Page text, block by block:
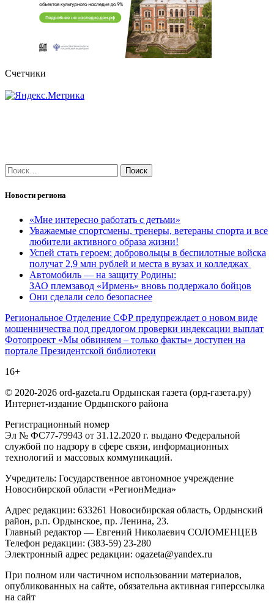
Счетчики
Найти:
Новости региона
«Мне интересно работать с детьми»
Уважаемые спортсмены, тренеры, ветераны спорта и все
любители активного образа жизни!
Успей стать героем: добровольцы в беспилотные войска
получат 2,9 млн рублей и места в вузах и колледжах
Автомобиль — на защиту Родины:
ЗАО племзавод «Ирмень» вновь поддержало бойцов
Они сделали село безопаснее
Навигация
по
записям
Региональное Отделение СФР предупреждает о новом виде
мошенничества под предлогом проверки индексации выплат
Фотопроект «Мы обвиняем – только факты» доступен на
портале Президентской библиотеки
16+
© 2020-2026 ord-gazeta.ru Ордынская газета (орд-газета.ру)
Интернет-издание Ордынского района
Регистрационный номер
Эл № ФС77-79943 от 31.12.2020 г. выдано Федеральной
службой по надзору в сфере связи, информационных
технологий и массовых коммуникаций.
Учредитель: Государственное автономное учреждение
Новосибирской области «РегионМедиа»
Адрес редакции: 633261 Новосибирская область, Ордынский
район, р.п. Ордынское, пр. Ленина, 23.
Главный редактор — Евгений Николаевич СОЛОМЕНЦЕВ
Телефон редакции: (383-59) 23-280
Электронный адрес редакции: ogazeta@yandex.ru
При полном или частичном использовании материалов,
опубликованных на сайте, обязательна активная гиперссылка
на сайт